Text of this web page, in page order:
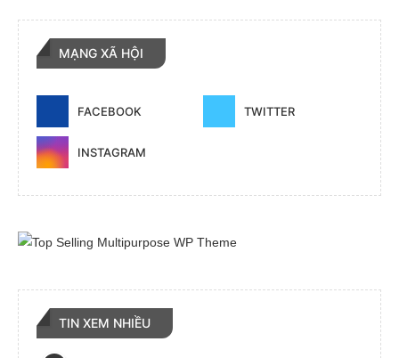
MẠNG XÃ HỘI
FACEBOOK TWITTER
INSTAGRAM
TIN XEM NHIỀU